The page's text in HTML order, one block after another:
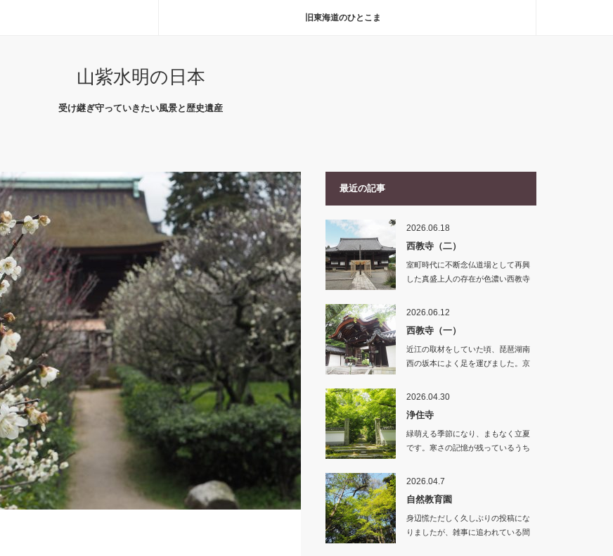
旧東海道のひとこま
山紫水明の日本
受け継ぎ守っていきたい風景と歴史遺産
最近の記事
2026.06.18
西教寺（二）
室町時代に不断念仏道場として再興
した真盛上人の存在が色濃い西教寺
2026.06.12
西教寺（一）
近江の取材をしていた頃、琵琶湖南
西の坂本によく足を運びました。京
2026.04.30
浄住寺
緑萌える季節になり、まもなく立夏
です。寒さの記憶が残っているうち
2026.04.7
自然教育園
身辺慌ただしく久しぶりの投稿にな
りましたが、雑事に追われている間